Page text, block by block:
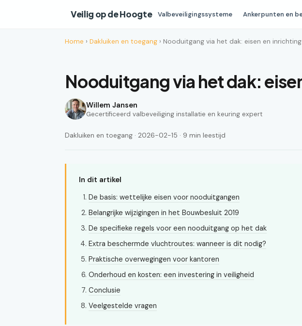
Veilig op de Hoogte Valbeveiligingssysteme Ankerpunten en
Home › Dakluiken en toegang › Nooduitgang via het dak: eisen en inrichting
Nooduitgang via het dak:
Willem Jansen
Gecertificeerd valbeveiliging installatie en keuring expert
Dakluiken en toegang · 2026-02-15 · 9 min leestijd
In dit artikel
De basis: wettelijke eisen voor nooduitgangen
Belangrijke wijzigingen in het Bouwbesluit 2019
De specifieke regels voor een nooduitgang op het dak
Extra beschermde vluchtroutes: wanneer is dit nodig?
Praktische overwegingen voor kantoren
Onderhoud en kosten: een investering in veiligheid
Conclusie
Veelgestelde vragen